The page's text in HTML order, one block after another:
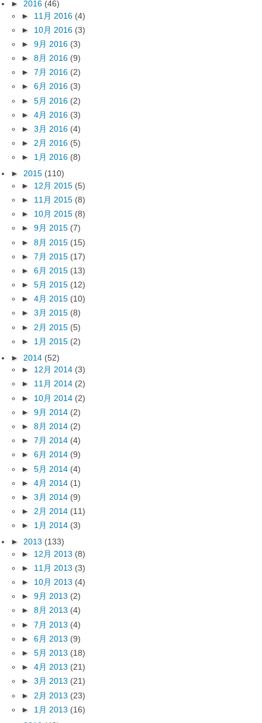
► 2016 (46)
► 11月 2016 (4)
► 10月 2016 (3)
► 9月 2016 (3)
► 8月 2016 (9)
► 7月 2016 (2)
► 6月 2016 (3)
► 5月 2016 (2)
► 4月 2016 (3)
► 3月 2016 (4)
► 2月 2016 (5)
► 1月 2016 (8)
► 2015 (110)
► 12月 2015 (5)
► 11月 2015 (8)
► 10月 2015 (8)
► 9月 2015 (7)
► 8月 2015 (15)
► 7月 2015 (17)
► 6月 2015 (13)
► 5月 2015 (12)
► 4月 2015 (10)
► 3月 2015 (8)
► 2月 2015 (5)
► 1月 2015 (2)
► 2014 (52)
► 12月 2014 (3)
► 11月 2014 (2)
► 10月 2014 (2)
► 9月 2014 (2)
► 8月 2014 (2)
► 7月 2014 (4)
► 6月 2014 (9)
► 5月 2014 (4)
► 4月 2014 (1)
► 3月 2014 (9)
► 2月 2014 (11)
► 1月 2014 (3)
► 2013 (133)
► 12月 2013 (8)
► 11月 2013 (3)
► 10月 2013 (4)
► 9月 2013 (2)
► 8月 2013 (4)
► 7月 2013 (4)
► 6月 2013 (9)
► 5月 2013 (18)
► 4月 2013 (21)
► 3月 2013 (21)
► 2月 2013 (23)
► 1月 2013 (16)